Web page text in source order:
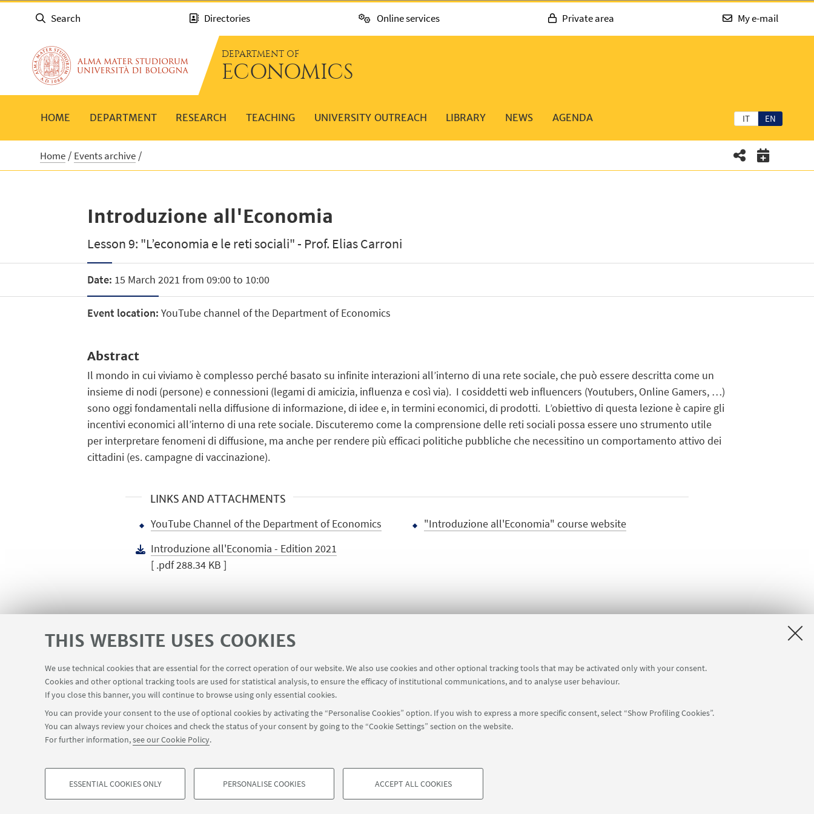
THIS WEBSITE USES COOKIES
We use technical cookies that are essential for the correct operation of our website. We also use cookies and other optional tracking tools that may be activated only with your consent.
Cookies and other optional tracking tools are used for statistical analysis, to ensure the efficacy of institutional communications, and to analyse user behaviour.
If you close this banner, you will continue to browse using only essential cookies.
You can provide your consent to the use of optional cookies by activating the “Personalise Cookies” option. If you wish to express a more specific consent, select “Show Profiling Cookies”.
You can always review your choices and check the status of your consent by going to the “Cookie Settings” section on the website.
For further information,see our Cookie Policy.
PROFILING COOKIES - OPTIONAL TECHNICAL COOKIES - ESSENTIAL
ESSENTIAL COOKIES ONLY PERSONALISE COOKIES ACCEPT ALL COOKIES
Search Directories Online services Private area My e-mail
DEPARTMENT OF
ECONOMICS
IT EN
HOME DEPARTMENT RESEARCH TEACHING UNIVERSITY OUTREACH LIBRARY NEWS AGENDA
Home Events archive
Introduzione all'Economia
Lesson 9: "L’economia e le reti sociali" - Prof. Elias Carroni
Date: 15 March 2021 from 09:00 to 10:00
Event location: YouTube channel of the Department of Economics
Abstract
Il mondo in cui viviamo è complesso perché basato su infinite interazioni all’interno di una rete sociale, che può essere descritta come un
insieme di nodi (persone) e connessioni (legami di amicizia, influenza e così via). I cosiddetti web influencers (Youtubers, Online Gamers, …)
sono oggi fondamentali nella diffusione di informazione, di idee e, in termini economici, di prodotti. L’obiettivo di questa lezione è capire gli
incentivi economici all’interno di una rete sociale. Discuteremo come la comprensione delle reti sociali possa essere uno strumento utile
per interpretare fenomeni di diffusione, ma anche per rendere più efficaci politiche pubbliche che necessitino un comportamento attivo dei
cittadini (es. campagne di vaccinazione).
LINKS AND ATTACHMENTS
YouTube Channel of the Department of Economics
"Introduzione all'Economia" course website
Introduzione all'Economia - Edition 2021
[ .pdf 288.34 KB ]
USEFUL LINKS Contacts
FOLLOW THE DEPARTMENT ON: FOLLOW UNIBO ON:
©Copyright 2026 - ALMA MATER STUDIORUM - Università di Bologna - Via Zamboni, 33 - 40126 Bologna - PI: 01131710376 - CF: 80007010376
Legal notes About the website and accessibility information Cookie Settings